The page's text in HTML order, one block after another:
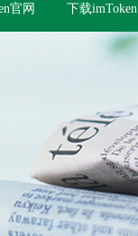
官网 下载imToken